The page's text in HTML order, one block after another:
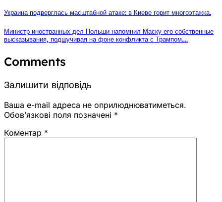
Украина подверглась масштабной атаке: в Киеве горит многоэтажка.
Министр иностранных дел Польши напомнил Маску его собственные
высказывания, подшучивая на фоне конфликта с Трампом….
Comments
Залишити відповідь
Ваша e-mail адреса не оприлюднюватиметься.
Обов’язкові поля позначені *
Коментар *